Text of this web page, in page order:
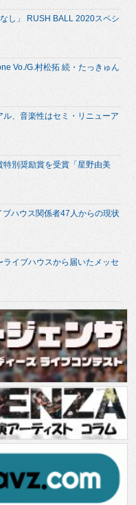
し」 RUSH BALL 2020スペシ
Vo./G.村松拓 続・たっきゅん
ル、音楽性はセミ・リニューア
特別奨励賞を受賞「星野由美
ハウス関係者47人からの現状
イブハウスから届いたメッセ